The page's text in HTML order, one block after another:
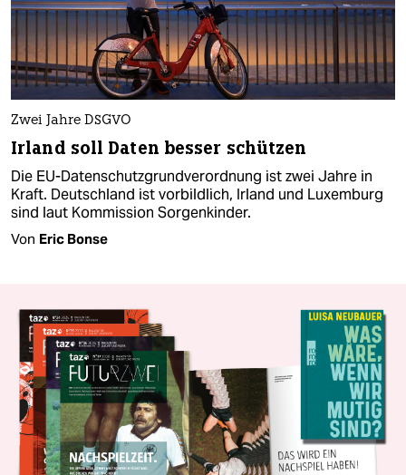
Zwei Jahre DSGVO
Irland soll Daten besser schützen
Die EU-Datenschutzgrundverordnung ist zwei Jahre in
Kraft. Deutschland ist vorbildlich, Irland und Luxemburg
sind laut Kommission Sorgenkinder.
Von Eric Bonse